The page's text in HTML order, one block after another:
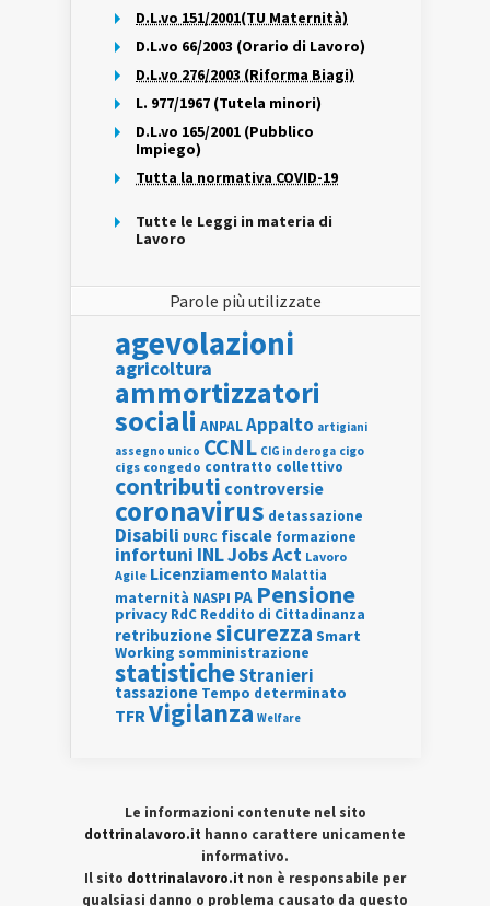
D.L.vo 151/2001(TU Maternità)
D.L.vo 66/2003 (Orario di Lavoro)
D.L.vo 276/2003 (Riforma Biagi)
L. 977/1967 (Tutela minori)
D.L.vo 165/2001 (Pubblico
Impiego)
Tutta la normativa COVID-19
Tutte le Leggi in materia di
Lavoro
Parole più utilizzate
agevolazioni
agricoltura
ammortizzatori
sociali ANPALAppalto artigiani
assegno unico CCNL CIG in deroga cigo
cigs congedo contratto collettivo
contributi controversie
coronavirus detassazione
Disabili DURC fiscale formazione
infortuni INLJobs Act Lavoro
Agile Licenziamento Malattia
maternità NASPI PA Pensione
privacy RdC Reddito di Cittadinanza
retribuzionesicurezza Smart
Working somministrazione
statisticheStranieri
tassazione Tempo determinato
TFRVigilanza Welfare
Le informazioni contenute nel sito
dottrinalavoro.it hanno carattere unicamente
informativo.
Il sito dottrinalavoro.it non è responsabile per
qualsiasi danno o problema causato da questo